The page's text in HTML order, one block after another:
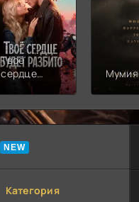
Твоё
сердце
Мумия
Категория